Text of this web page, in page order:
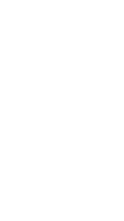
und die
spezieller